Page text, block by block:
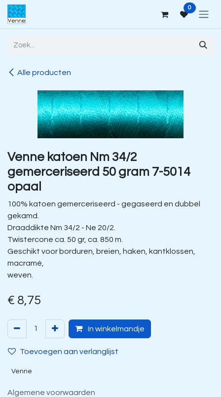
Overslaan naar inhoud 0
Alle producten
Venne katoen Nm 34/2
gemerceriseerd 50 gram 7-5014
opaal
100% katoen gemerceriseerd - gegaseerd en dubbel
gekamd.
Draaddikte Nm 34/2 - Ne 20/2.
Twistercone ca. 50 gr, ca. 850 m.
Geschikt voor borduren, breien, haken, kantklossen,
macramé,
weven.
€ 8,75
In winkelmandje
Toevoegen aan verlanglijst
Venne
Algemene voorwaarden